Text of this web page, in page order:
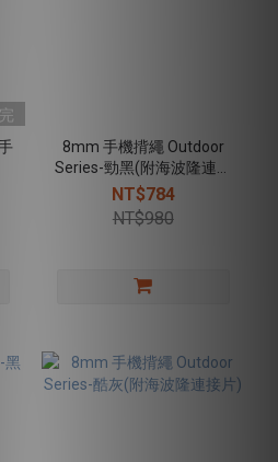
8mm 手機揹繩 Outdoor
Series-勁黑(附海波隆連接
片)
NT$784
NT$980